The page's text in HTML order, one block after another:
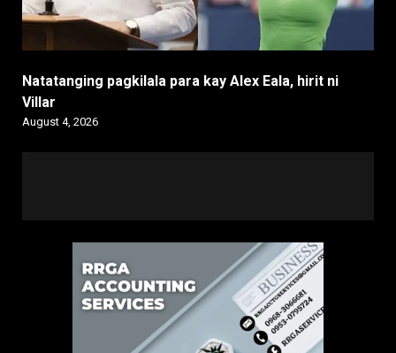
Natatanging pagkilala para kay Alex Eala, hirit ni
Villar
August 4, 2026